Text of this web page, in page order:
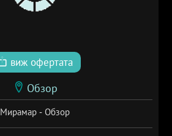
виж офертата
Обзор
Мирамар - Обзор